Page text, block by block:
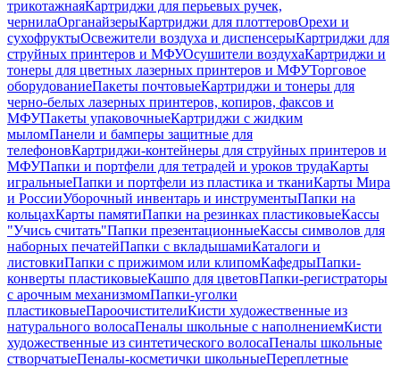
трикотажнаяКартриджи для перьевых ручек,
чернилаОрганайзерыКартриджи для плоттеровОрехи и
сухофруктыОсвежители воздуха и диспенсерыКартриджи для
струйных принтеров и МФУОсушители воздухаКартриджи и
тонеры для цветных лазерных принтеров и МФУТорговое
оборудованиеПакеты почтовыеКартриджи и тонеры для
черно-белых лазерных принтеров, копиров, факсов и
МФУПакеты упаковочныеКартриджи с жидким
мыломПанели и бамперы защитные для
телефоновКартриджи-контейнеры для струйных принтеров и
МФУПапки и портфели для тетрадей и уроков трудаКарты
игральныеПапки и портфели из пластика и тканиКарты Мира
и РоссииУборочный инвентарь и инструментыПапки на
кольцахКарты памятиПапки на резинках пластиковыеКассы
"Учись считать"Папки презентационныеКассы символов для
наборных печатейПапки с вкладышамиКаталоги и
листовкиПапки с прижимом или клипомКафедрыПапки-
конверты пластиковыеКашпо для цветовПапки-регистраторы
с арочным механизмомПапки-уголки
пластиковыеПароочистителиКисти художественные из
натурального волосаПеналы школьные с наполнениемКисти
художественные из синтетического волосаПеналы школьные
створчатыеПеналы-косметички школьныеПереплетные